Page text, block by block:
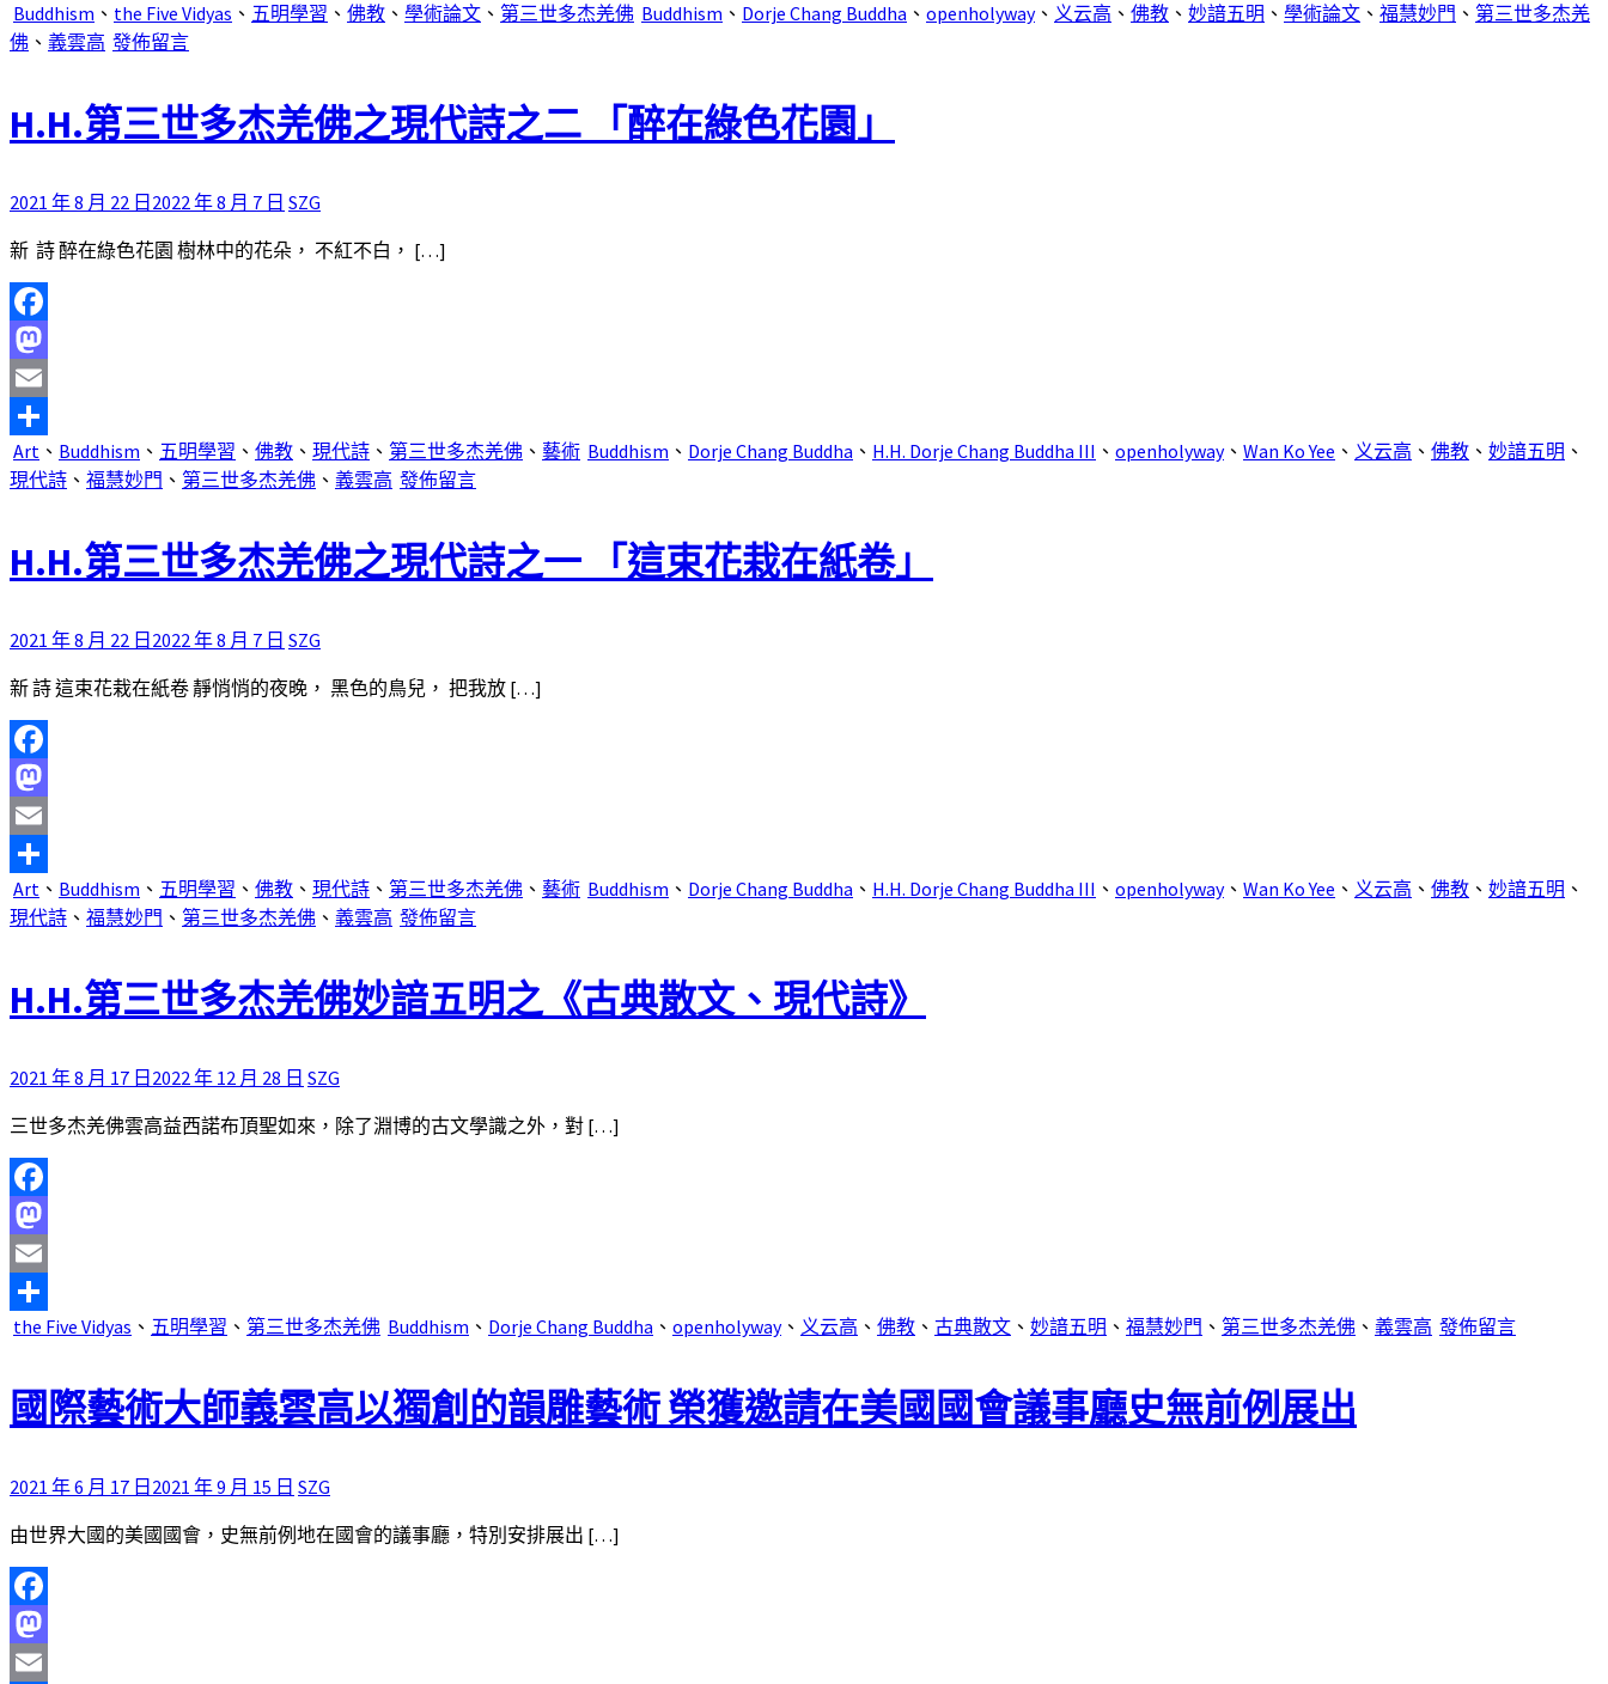
分
享
Buddhism 、 the Five Vidyas 、 五明學習 、 佛教 、 學術論文 、 第三世多杰羌佛 Buddhism 、 Dorje Chang Buddha 、 openholyway、 义云高 、 佛教 、 妙諳五明 、 學術論文 、 福慧妙門 、 第三世多杰羌
佛 、 義雲高 發佈留言
H.H.第三世多杰羌佛之現代詩之二 「醉在綠色花園」
2021 年 8 月 22 日 2022 年 8 月 7 日 SZG
新 詩 醉在綠色花園 樹林中的花朵， 不紅不白， […]
Facebook
Mastodon
Email
分
享
Art 、 Buddhism 、 五明學習 、 佛教 、 現代詩 、 第三世多杰羌佛 、 藝術 Buddhism 、 Dorje Chang Buddha 、 H.H. Dorje Chang Buddha III 、 openholyway、 Wan Ko Yee 、 义云高 、 佛教 、 妙諳五明 、
現代詩 、 福慧妙門 、 第三世多杰羌佛 、 義雲高 發佈留言
H.H.第三世多杰羌佛之現代詩之一 「這束花栽在紙卷」
2021 年 8 月 22 日 2022 年 8 月 7 日 SZG
新 詩 這束花栽在紙卷 靜悄悄的夜晚， 黑色的鳥兒， 把我放 […]
Facebook
Mastodon
Email
分
享
Art 、 Buddhism 、 五明學習 、 佛教 、 現代詩 、 第三世多杰羌佛 、 藝術 Buddhism 、 Dorje Chang Buddha 、 H.H. Dorje Chang Buddha III 、 openholyway、 Wan Ko Yee 、 义云高 、 佛教 、 妙諳五明 、
現代詩 、 福慧妙門 、 第三世多杰羌佛 、 義雲高 發佈留言
H.H.第三世多杰羌佛妙諳五明之《古典散文、現代詩》
2021 年 8 月 17 日 2022 年 12 月 28 日 SZG
三世多杰羌佛雲高益西諾布頂聖如來，除了淵博的古文學識之外，對 […]
Facebook
Mastodon
Email
分
the Five Vidyas 、 五明學習 、 第三世多杰羌佛 Buddhism 、 Dorje Chang Buddha 、 openholyway、 义云高 、 佛教 、 古典散文 、 妙諳五明 、 福慧妙門 、 第三世多杰羌佛 、 義雲高 發佈留言
國際藝術大師義雲高以獨創的韻雕藝術 榮獲邀請在美國國會議事廳史無前例展出
2021 年 6 月 17 日 2021 年 9 月 15 日 SZG
由世界大國的美國國會，史無前例地在國會的議事廳，特別安排展出 […]
Facebook
Mastodon